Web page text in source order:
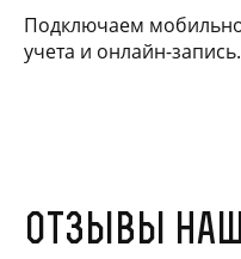
Подключаем
учета и онлайн-запись.
Отзывы